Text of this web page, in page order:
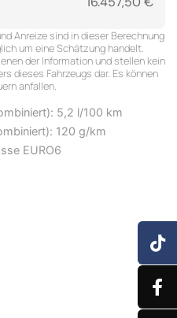
Anreize sind in dieser Berechnung
um eine Schätzung handelt.
der Information und stellen kein
dieses Fahrzeugs dar. Es können
anfallen.
5,2 l/100 km
120 g/km
EURO6